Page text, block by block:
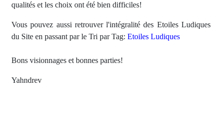
qualités et les choix ont été bien difficiles!
Vous pouvez aussi retrouver l'intégralité des Etoiles Ludiques
du Site en passant par le Tri par Tag: Etoiles Ludiques
Bons visionnages et bonnes parties!
Yahndrev